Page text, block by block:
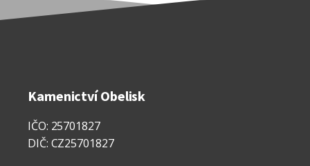
Kamenictví Obelisk
IČO: 25701827
DIČ: CZ25701827